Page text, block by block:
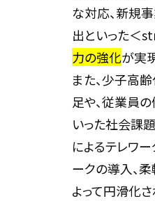
な対応、新規
出といった＜
力の強化が実
また、少子高
足や、従業員
いった社会課
によるテレワ
ークの導入、
よって円滑化さ